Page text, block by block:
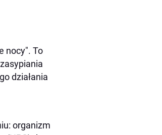
nocy". To
działania
organizm